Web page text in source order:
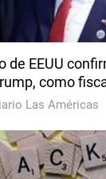
de EEUU
como
Las Américas